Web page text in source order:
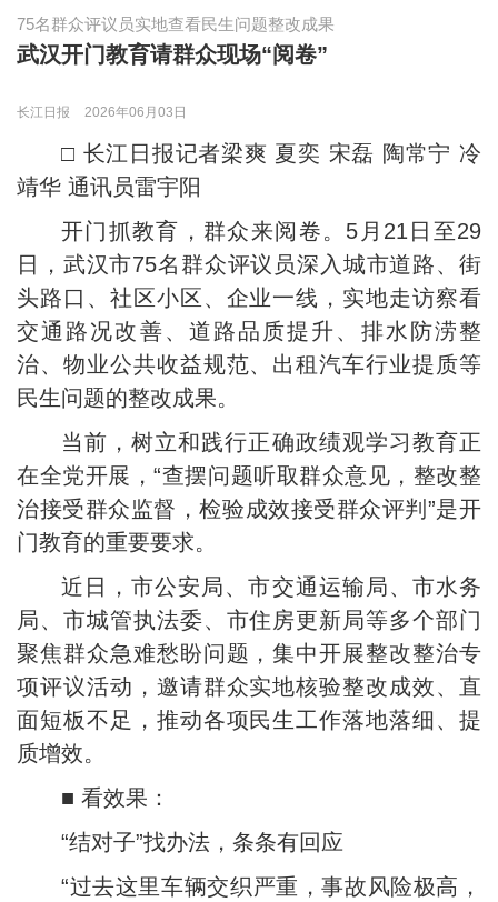
75名群众评议员实地查看民生问题整改成果
武汉开门教育请群众现场“阅卷”
长江日报 2026年06月03日
□ 长江日报记者梁爽 夏奕 宋磊 陶常宁 冷
靖华 通讯员雷宇阳
开门抓教育，群众来阅卷。5月21日至29
日，武汉市75名群众评议员深入城市道路、街
头路口、社区小区、企业一线，实地走访察看
交通路况改善、道路品质提升、排水防涝整
治、物业公共收益规范、出租汽车行业提质等
民生问题的整改成果。
当前，树立和践行正确政绩观学习教育正
在全党开展，“查摆问题听取群众意见，整改整
治接受群众监督，检验成效接受群众评判”是开
门教育的重要要求。
近日，市公安局、市交通运输局、市水务
局、市城管执法委、市住房更新局等多个部门
聚焦群众急难愁盼问题，集中开展整改整治专
项评议活动，邀请群众实地核验整改成效、直
面短板不足，推动各项民生工作落地落细、提
质增效。
■ 看效果：
“结对子”找办法，条条有回应
“过去这里车辆交织严重，事故风险极高，